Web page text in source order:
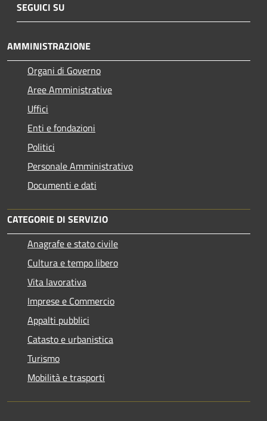
SEGUICI SU
AMMINISTRAZIONE
Organi di Governo
Aree Amministrative
Uffici
Enti e fondazioni
Politici
Personale Amministrativo
Documenti e dati
CATEGORIE DI SERVIZIO
Anagrafe e stato civile
Cultura e tempo libero
Vita lavorativa
Imprese e Commercio
Appalti pubblici
Catasto e urbanistica
Turismo
Mobilità e trasporti